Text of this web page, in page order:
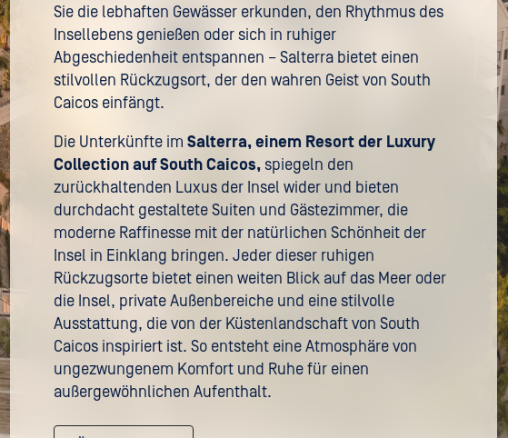
Sie die lebhaften Gewässer erkunden, den Rhythmus des
Insellebens genießen oder sich in ruhiger
Abgeschiedenheit entspannen – Salterra bietet einen
stilvollen Rückzugsort, der den wahren Geist von South
Caicos einfängt.
Die Unterkünfte im Salterra, einem Resort der Luxury
Collection auf South Caicos,spiegeln den
zurückhaltenden Luxus der Insel wider und bieten
durchdacht gestaltete Suiten und Gästezimmer, die
moderne Raffinesse mit der natürlichen Schönheit der
Insel in Einklang bringen. Jeder dieser ruhigen
Rückzugsorte bietet einen weiten Blick auf das Meer oder
die Insel, private Außenbereiche und eine stilvolle
Ausstattung, die von der Küstenlandschaft von South
Caicos inspiriert ist. So entsteht eine Atmosphäre von
ungezwungenem Komfort und Ruhe für einen
außergewöhnlichen Aufenthalt.